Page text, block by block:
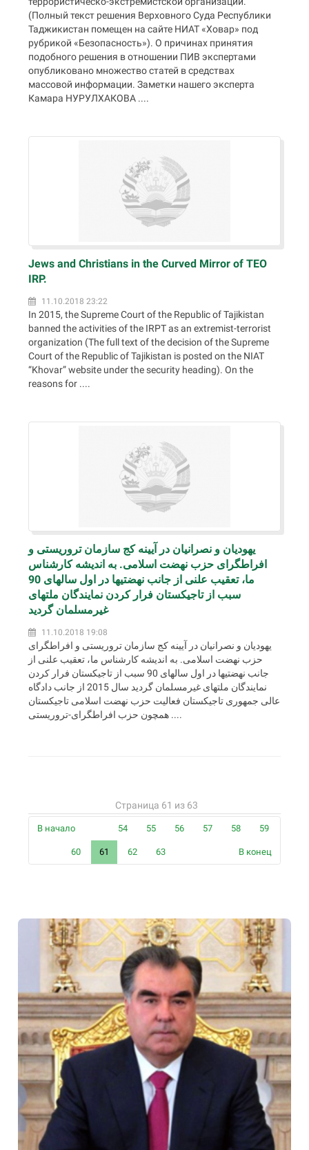
(Полный текст решения Верховного Суда Республики
Таджикистан помещен на сайте НИАТ «Ховар» под
рубрикой «Безопасность»). О причинах принятия
подобного решения в отношении ПИВ экспертами
опубликовано множество статей в средствах
массовой информации. Заметки нашего эксперта
Камара НУРУЛХАКОВА ....
Jews and Christians in the Curved Mirror of TEO
IRP.
11.10.2018 23:22
In 2015, the Supreme Court of the Republic of Tajikistan
banned the activities of the IRPT as an extremist-terrorist
organization (The full text of the decision of the Supreme
Court of the Republic of Tajikistan is posted on the NIAT
“Khovar” website under the security heading). On the
reasons for ....
یهودیان و نصرانیان در آیینه کج سازمان تروریستی و
افراطگرای حزب نهضت اسلامی. به اندیشه کارشناس
ما، تعقیب علنی از جانب نهضتیها در اول سالهای 90
سبب از تاجیکستان فرار کردن نمایندگان ملتهای
غیرمسلمان گردید
11.10.2018 19:08
یهودیان و نصرانیان در آیینه کج سازمان تروریستی و افراطگرای
حزب نهضت اسلامی. به اندیشه کارشناس ما، تعقیب علنی از
جانب نهضتیها در اول سالهای 90 سبب از تاجیکستان فرار کردن
نمایندگان ملتهای غیرمسلمان گردید سال 2015 از جانب دادگاه
عالی جمهوری تاجیکستان فعالیت حزب نهضت اسلامی تاجیکستان
همچون حزب افراطگرای-تروریستی ....
Страница 61 из 63
В начало 54 55 56 57 58 59
60 61 62 63 В конец